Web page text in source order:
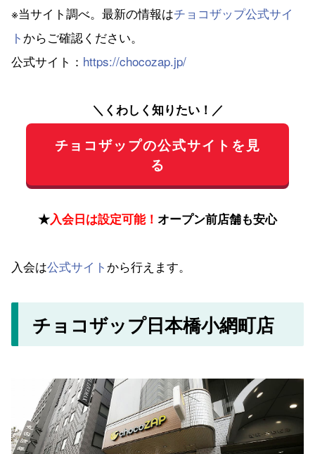
※当サイト調べ。最新の情報はチョコザップ公式サイ
ト からご確認ください。
公式サイト： https://chocozap.jp/
＼くわしく知りたい！／
チョコザップの公式サイトを見
る
★入会日は設定可能！ オープン前店舗も安心
入会は公式サイト から行えます。
チョコザップ日本橋小網町店